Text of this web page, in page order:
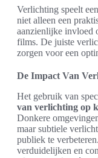
Verlichting speelt
niet alleen een
aanzienlijke invloed
films. De juiste
zorgen voor een
De Impact Van
Het gebruik van
van verlichting op
Donkere
maar subtiele
publiek te
verduidelijken en